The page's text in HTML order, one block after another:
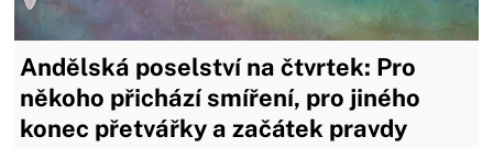
Andělská poselství na čtvrtek: Pro
někoho přichází smíření, pro jiného
konec přetvářky a začátek pravdy